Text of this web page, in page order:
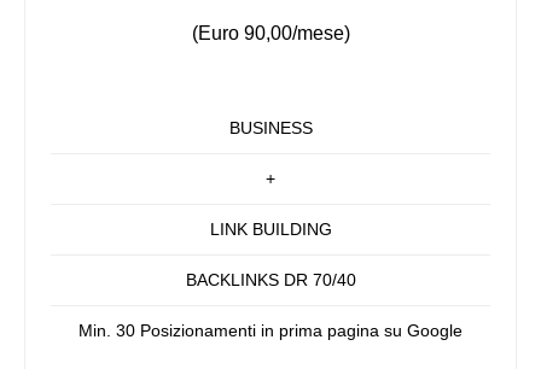
(Euro 90,00/mese)
BUSINESS
+
LINK BUILDING
BACKLINKS DR 70/40
Min. 30 Posizionamenti in prima pagina su Google